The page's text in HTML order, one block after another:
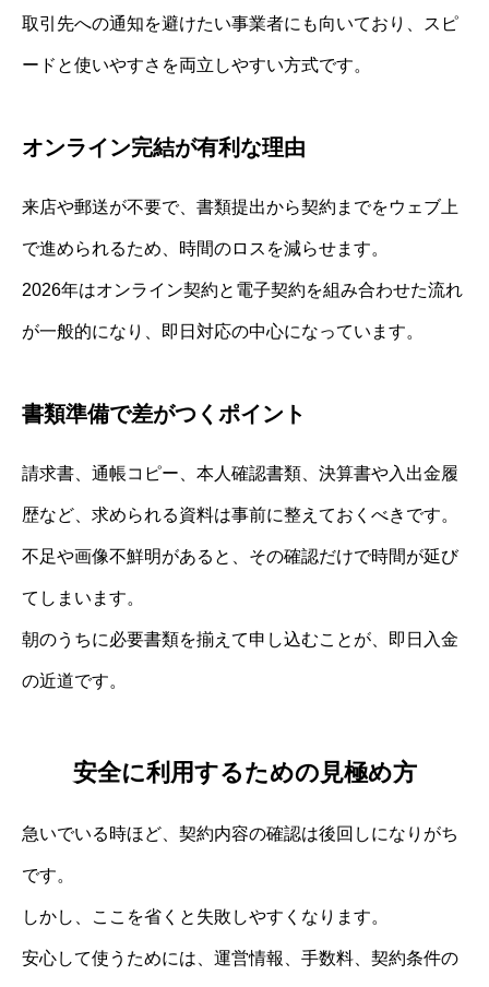
取引先への通知を避けたい事業者にも向いており、スピ
ードと使いやすさを両立しやすい方式です。
オンライン完結が有利な理由
来店や郵送が不要で、書類提出から契約までをウェブ上
で進められるため、時間のロスを減らせます。
2026年はオンライン契約と電子契約を組み合わせた流れ
が一般的になり、即日対応の中心になっています。
書類準備で差がつくポイント
請求書、通帳コピー、本人確認書類、決算書や入出金履
歴など、求められる資料は事前に整えておくべきです。
不足や画像不鮮明があると、その確認だけで時間が延び
てしまいます。
朝のうちに必要書類を揃えて申し込むことが、即日入金
の近道です。
安全に利用するための見極め方
急いでいる時ほど、契約内容の確認は後回しになりがち
です。
しかし、ここを省くと失敗しやすくなります。
安心して使うためには、運営情報、手数料、契約条件の